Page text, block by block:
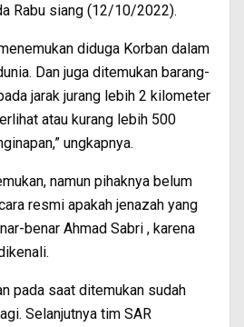
Rabu siang (12/10/2022).
diduga Korban dalam
Dan juga ditemukan barang-
jarak jurang lebih 2 kilometer
atau kurang lebih 500
ungkapnya.
namun pihaknya belum
resmi apakah jenazah yang
benar Ahmad Sabri , karena
pada saat ditemukan sudah
Selanjutnya tim SAR